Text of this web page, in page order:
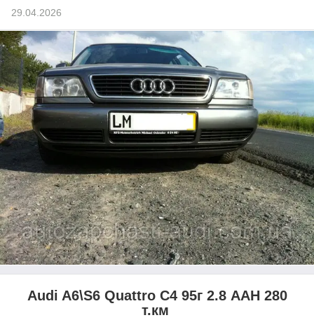
29.04.2026
Audi A6\S6 Quattro C4 95г 2.8 AAH 280
т.км